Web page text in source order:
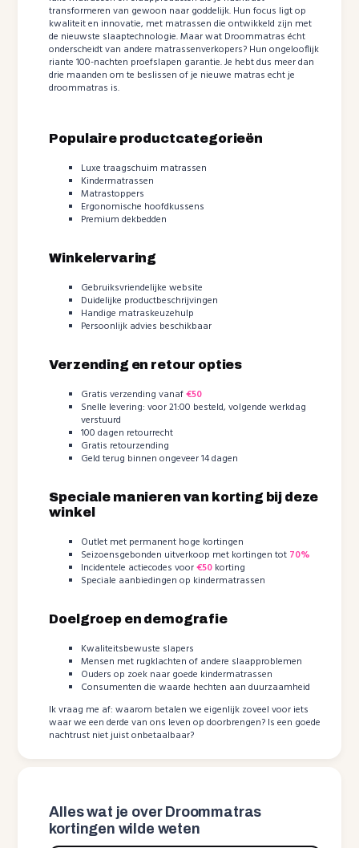
transformeren van gewoon naar goddelijk. Hun focus ligt op
kwaliteit en innovatie, met matrassen die ontwikkeld zijn met
de nieuwste slaaptechnologie. Maar wat Droommatras écht
onderscheidt van andere matrassenverkopers? Hun ongelooflijk
riante 100-nachten proefslapen garantie. Je hebt dus meer dan
drie maanden om te beslissen of je nieuwe matras echt je
droommatras is.
Populaire productcategorieën
Luxe traagschuim matrassen
Kindermatrassen
Matrastoppers
Ergonomische hoofdkussens
Premium dekbedden
Winkelervaring
Gebruiksvriendelijke website
Duidelijke productbeschrijvingen
Handige matraskeuzehulp
Persoonlijk advies beschikbaar
Verzending en retour opties
Gratis verzending vanaf€50
Snelle levering: voor 21:00 besteld, volgende werkdag
verstuurd
100 dagen retourrecht
Gratis retourzending
Geld terug binnen ongeveer 14 dagen
Speciale manieren van korting bij deze
winkel
Outlet met permanent hoge kortingen
Seizoensgebonden uitverkoop met kortingen tot 70%
Incidentele actiecodes voor€50 korting
Speciale aanbiedingen op kindermatrassen
Doelgroep en demografie
Kwaliteitsbewuste slapers
Mensen met rugklachten of andere slaapproblemen
Ouders op zoek naar goede kindermatrassen
Consumenten die waarde hechten aan duurzaamheid
Ik vraag me af: waarom betalen we eigenlijk zoveel voor iets
waar we een derde van ons leven op doorbrengen? Is een goede
nachtrust niet juist onbetaalbaar?
Alles wat je over Droommatras
kortingen wilde weten